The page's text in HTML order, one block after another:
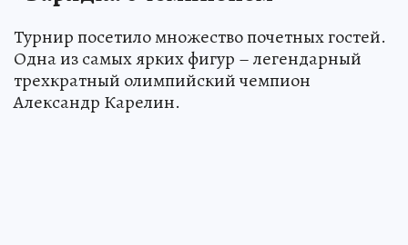
Турнир посетило множество почетных гостей.
Одна из самых ярких фигур – легендарный
трехкратный олимпийский чемпион
Александр Карелин.